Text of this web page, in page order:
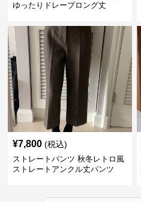
ゆったりドレープロング丈
¥7,800 (税込)
ストレートパンツ 秋冬レトロ風
ストレートアンクル丈パンツ